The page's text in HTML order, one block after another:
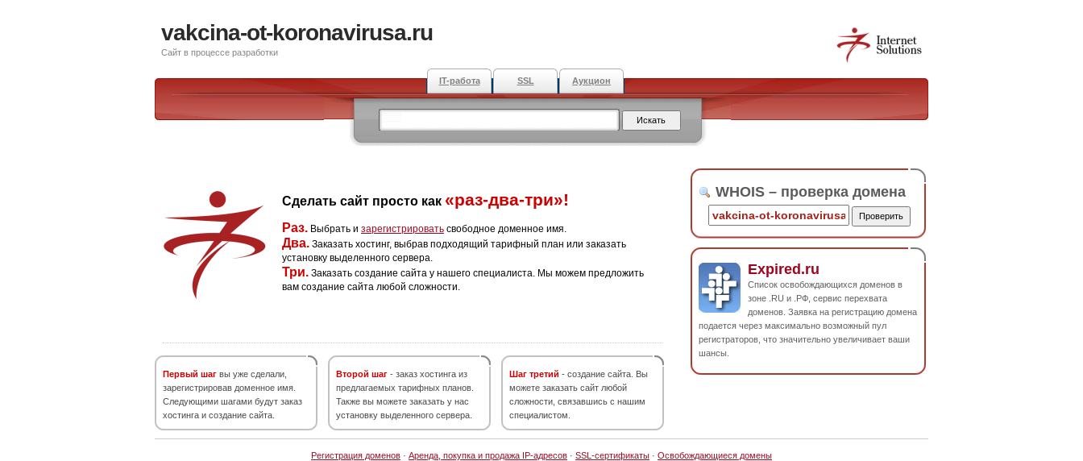
vakcina-ot-koronavirusa.ru
Сайт в процессе разработки
IT-работа SSL Аукцион
Сделать сайт просто как «раз-два-три»!
Раз. Выбрать и зарегистрировать свободное доменное имя.
Два. Заказать хостинг, выбрав подходящий тарифный план или заказать
установку выделенного сервера.
Три. Заказать создание сайта у нашего специалиста. Мы можем предложить
вам создание сайта любой сложности.
Первый шаг вы уже сделали,
зарегистрировав доменное имя.
Следующими шагами будут заказ
хостинга и создание сайта.
Второй шаг - заказ хостинга из
предлагаемых тарифных планов.
Также вы можете заказать у нас
установку выделенного сервера.
Шаг третий - создание сайта. Вы
можете заказать сайт любой
сложности, связавшись с нашим
специалистом.
WHOIS – проверка домена
Expired.ru
Список освобождающихся доменов в
зоне .RU и .РФ, сервис перехвата
доменов. Заявка на регистрацию домена
подается через максимально возможный пул
регистраторов, что значительно увеличивает ваши
шансы.
Регистрация доменов · Аренда, покупка и продажа IP-адресов · SSL-сертификаты · Освобождающиеся домены